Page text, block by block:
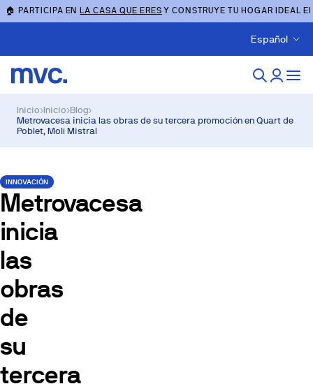
🏠 PARTICIPA ENLA CASA QUE ERES Y CONSTRUYE TU HOGAR IDEAL
Español
Inicio›Inicio›Blog›
Metrovacesa inicia las obras de su tercera promoción en Quart de
Poblet, Molí Mistral
INNOVACIÓN
Metrovacesa
inicia
las
obras
de
su
tercera